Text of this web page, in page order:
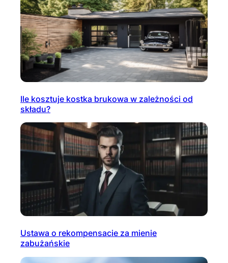
Ile kosztuje kostka brukowa w zależności od
składu?
Ustawa o rekompensacie za mienie
zabużańskie